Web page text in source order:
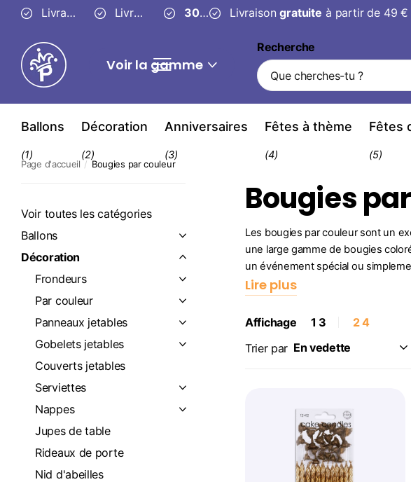
Livraison fiable en 3 à 4 joursouvrés
Livraison gratuiteà partir de 49 €
30 jours pour changer d’avis
30 jours pour changer d’avis
Voir la gamme
Recherche
Ballons
(1)
Décoration
(2)
Anniversaires
(3)
Fêtes à thème
(4)
Fêtes
(5)
Page d'accueil Bougies par couleur
Bougies
Les bougies par couleur sont un
une large gamme de bougies
un événement spécial ou
Lire plus
Affichage 1 3 24
Trier par
Voir toutes les catégories
Ballons
Décoration
Frondeurs
Par couleur
Panneaux jetables
Gobelets jetables
Couverts jetables
Serviettes
Nappes
Jupes de table
Rideaux de porte
Nid d'abeilles